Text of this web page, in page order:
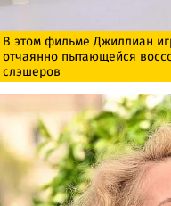
В этом фильме Джиллиан
отчаянно пытающейся
слэшеров